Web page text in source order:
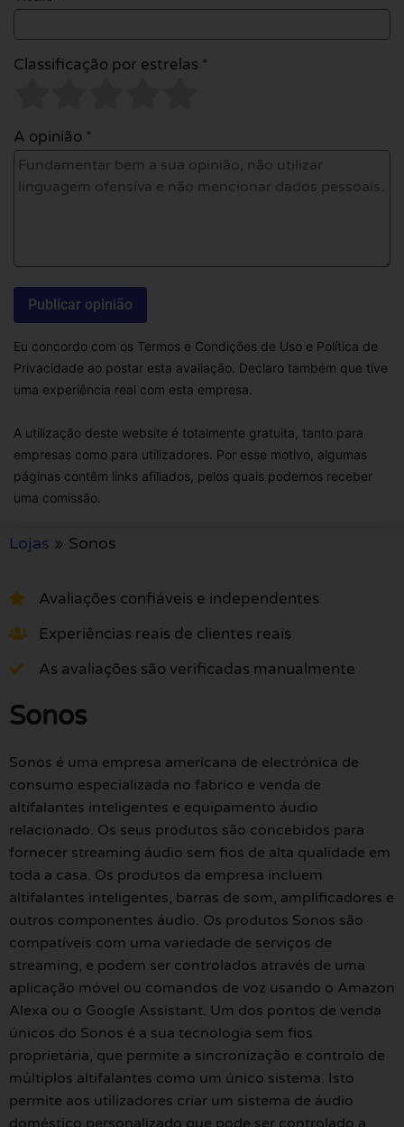
Classificação por estrelas *
A opinião *
Eu concordo com os Termos e Condições de Uso e Política de
Privacidade ao postar esta avaliação. Declaro também que tive
uma experiência real com esta empresa.
A utilização deste website é totalmente gratuita, tanto para
empresas como para utilizadores. Por esse motivo, algumas
páginas contêm links afiliados, pelos quais podemos receber
uma comissão.
Lojas » Sonos
Avaliações confiáveis e independentes
Experiências reais de clientes reais
As avaliações são verificadas manualmente
Sonos
Sonos é uma empresa americana de electrónica de
consumo especializada no fabrico e venda de
altifalantes inteligentes e equipamento áudio
relacionado. Os seus produtos são concebidos para
fornecer streaming áudio sem fios de alta qualidade em
toda a casa. Os produtos da empresa incluem
altifalantes inteligentes, barras de som, amplificadores e
outros componentes áudio. Os produtos Sonos são
compatíveis com uma variedade de serviços de
streaming, e podem ser controlados através de uma
aplicação móvel ou comandos de voz usando o Amazon
Alexa ou o Google Assistant. Um dos pontos de venda
únicos do Sonos é a sua tecnologia sem fios
proprietária, que permite a sincronização e controlo de
múltiplos altifalantes como um único sistema. Isto
permite aos utilizadores criar um sistema de áudio
doméstico personalizado que pode ser controlado a